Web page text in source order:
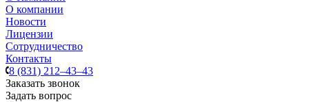
О компании
Новости
Лицензии
Сотрудничество
Контакты
8 (831) 212–43–43
Заказать звонок
Задать вопрос